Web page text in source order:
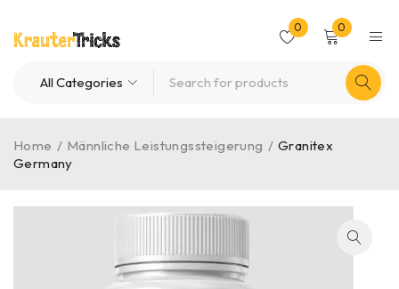
0 0
Home / Männliche Leistungssteigerung / Granitex
Germany